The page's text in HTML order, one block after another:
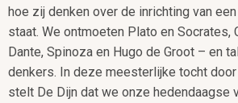
hoe zij denken over de inrichting van
staat. We ontmoeten Plato en Socrates,
Dante, Spinoza en Hugo de Groot – en
denkers. In deze meesterlijke tocht
stelt De Dijn dat we onze hedendaagse